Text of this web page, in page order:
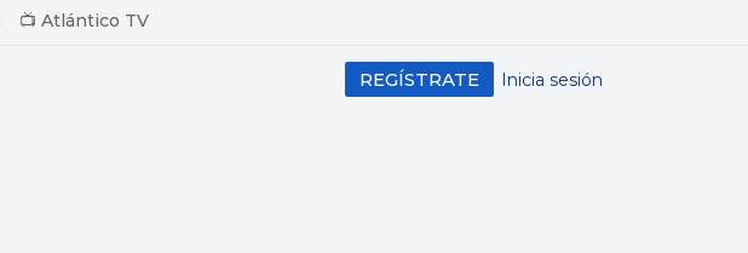
📺 Atlántico TV
Inicia sesión
REGÍSTRATE